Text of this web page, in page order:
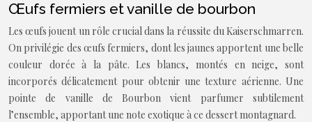
Œufs fermiers et vanille de bourbon
Les œufs jouent un rôle crucial dans la réussite du Kaiserschmarren.
On privilégie des œufs fermiers, dont les jaunes apportent une belle
couleur dorée à la pâte. Les blancs, montés en neige, sont
incorporés délicatement pour obtenir une texture aérienne. Une
pointe de vanille de Bourbon vient parfumer subtilement
l’ensemble, apportant une note exotique à ce dessert montagnard.